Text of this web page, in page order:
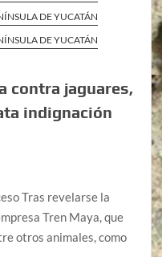
DE YUCATÁN
DE YUCATÁN
contra jaguares,
indignación
Tras revelarse la
Tren Maya, que
otros animales, como